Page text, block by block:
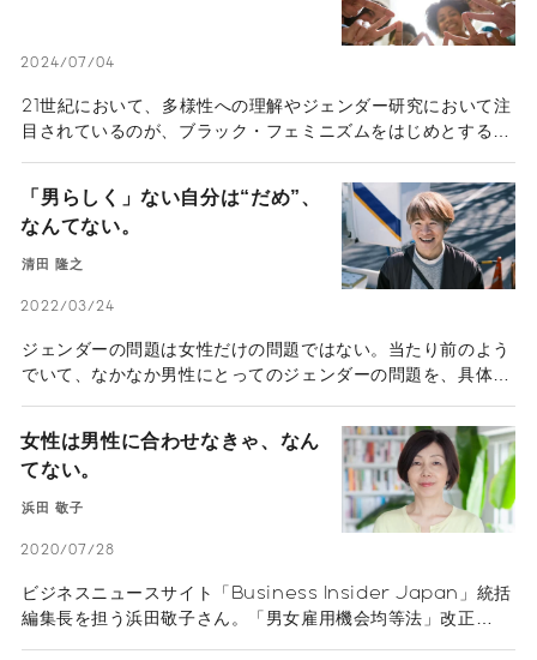
めている今。ゆっきゅんさんに「男らしさ」「女らしさ」「自
2024/07/04
21世紀において、多様性への理解やジェンダー研究において注
目されているのが、ブラック・フェミニズムをはじめとするマ
ィ」の概念です。日本語で「交差性」と訳される「インターセ
クショナリティ」は地域文化研究、社会運動、政策に影響を与
えていますが、ここでは差別問題の文脈にフォーカスして取り
上げます。
「男らしく」ない自分は“だめ”、
なんてない。
清田 隆之
2022/03/24
ジェンダーの問題は女性だけの問題ではない。当たり前のよう
でいて、なかなか男性にとってのジェンダーの問題を、具体性
で、恋愛相談をきっかけとして、男性性の問題に向き合うよう
になった清田隆之さんに、男性が「男らしさ」の問題に向き合
うまでのヒントとなるお話を伺った。
女性は男性に合わせなきゃ、なん
てない。
浜田 敬子
2020/07/28
ビジネスニュースサイト「Business Insider Japan」統括
編集長を担う浜田敬子さん。「男女雇用機会均等法」改正